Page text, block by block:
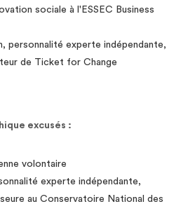
sociale à l'ESSEC Business
personnalité experte indépendante,
de Ticket for Change
excusés :
volontaire
experte indépendante,
au Conservatoire National des